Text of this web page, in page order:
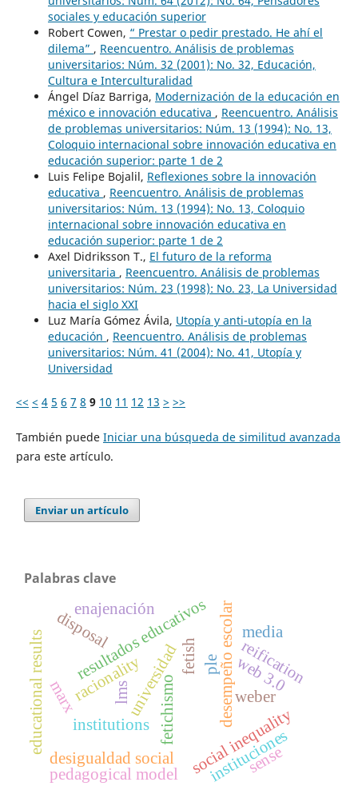
sociales y educación superior
Robert Cowen, “ Prestar o pedir prestado. He ahí el
dilema” , Reencuentro. Análisis de problemas
universitarios: Núm. 32 (2001): No. 32, Educación,
Cultura e Interculturalidad
Ángel Díaz Barriga, Modernización de la educación en
méxico e innovación educativa , Reencuentro. Análisis
de problemas universitarios: Núm. 13 (1994): No. 13,
Coloquio internacional sobre innovación educativa en
educación superior: parte 1 de 2
Luis Felipe Bojalil, Reflexiones sobre la innovación
educativa , Reencuentro. Análisis de problemas
universitarios: Núm. 13 (1994): No. 13, Coloquio
internacional sobre innovación educativa en
educación superior: parte 1 de 2
Axel Didriksson T., El futuro de la reforma
universitaria , Reencuentro. Análisis de problemas
universitarios: Núm. 23 (1998): No. 23, La Universidad
hacia el siglo XXI
Luz María Gómez Ávila, Utopía y anti-utopía en la
educación , Reencuentro. Análisis de problemas
universitarios: Núm. 41 (2004): No. 41, Utopía y
Universidad
<< < 4 5 6 7 8 9 10 11 12 13 > >>
También puede Iniciar una búsqueda de similitud avanzada
para este artículo.
Enviar un artículo
Palabras clave
universidad
fetichismo
resultados educativosdesempeño escolar
social inequality
desigualdad social
racionality weber
institutions
instituciones
fetish
disposal
reification
enajenación
marx
educational results media
ple
lms web 3.0
pedagogical model sense